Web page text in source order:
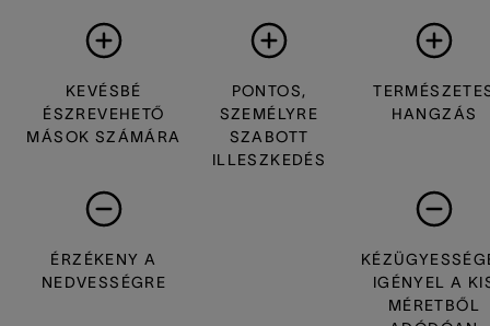
KEVÉSBÉ
ÉSZREVEHETŐ
MÁSOK SZÁMÁRA
PONTOS,
SZEMÉLYRE
SZABOTT
ILLESZKEDÉS
HANGZÁS
ÉRZÉKENY A
NEDVESSÉGRE
IGÉNYEL A
MÉRETBŐL